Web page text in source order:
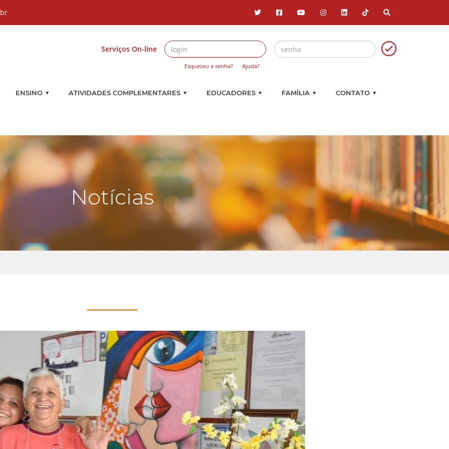
Serviços On-line
Esqueceu a senha? Ajuda?
ENSINO ▼ ATIVIDADES COMPLEMENTARES ▼ EDUCADORES ▼ FAMÍLIA ▼ CONTATO ▼
Notícias